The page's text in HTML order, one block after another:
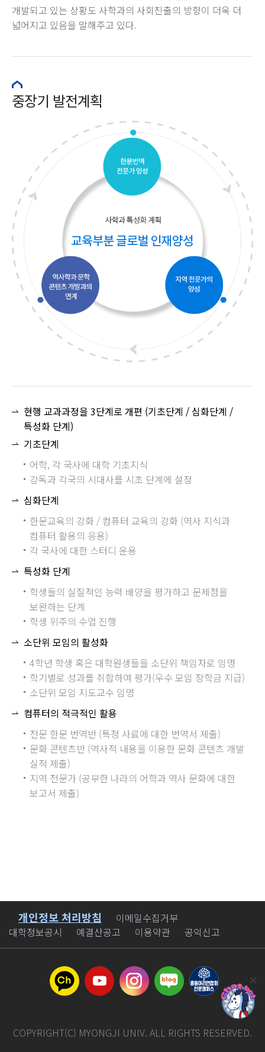
개발되고 있는 상황도 사학과의 사회진출의 방향이 더욱 더
넓어지고 있음을 말해주고 있다.
중장기 발전계획
현행 교과과정을 3단계로 개편 (기초단계 / 심화단계 /
특성화 단계)
기초단계
어학, 각 국사에 대학 기초지식
강독과 각국의 시대사를 시초 단계에 설정
심화단계
한문교육의 강화 / 컴퓨터 교육의 강화 (역사 지식과
컴퓨터 활용의 응용)
각 국사에 대한 스터디 운용
특성화 단계
학생들의 실질적인 능력 배양을 평가하고 문제점을
보완하는 단계
학생 위주의 수업 진행
소단위 모임의 활성화
4학년 학생 혹은 대학원생들을 소단위 책임자로 임명
학기별로 성과를 취합하여 평가(우수 모임 장학금 지급)
소단위 모임 지도교수 임명
컴퓨터의 적극적인 활용
전문 한문 번역반 (특정 사료에 대한 번역서 제출)
문화 콘텐츠반 (역사적 내용을 이용한 문화 콘텐츠 개발
실적 제출)
지역 전문가 (공부한 나라의 어학과 역사 문화에 대한
보고서 제출)
바로가기
개인정보 처리방침
이메일수집거부
대학정보공시
예결산공고 이용약관 공익신고
COPYRIGHT(C) MYONGJI UNIV. ALL RIGHTS RESERVED.